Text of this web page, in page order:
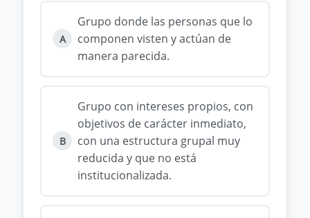
A
Grupo donde las personas que lo
componen visten y actúan de
manera parecida.
B
Grupo con intereses propios, con
objetivos de carácter inmediato,
con una estructura grupal muy
reducida y que no está
institucionalizada.